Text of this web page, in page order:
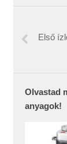
Első
Olvastad
anyagok!